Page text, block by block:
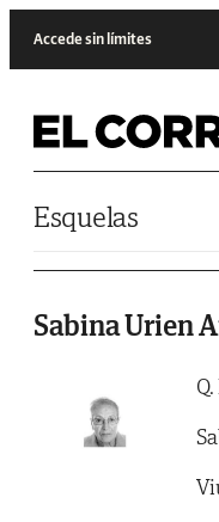
Accede sin límites
Esquelas
Sabina Urien